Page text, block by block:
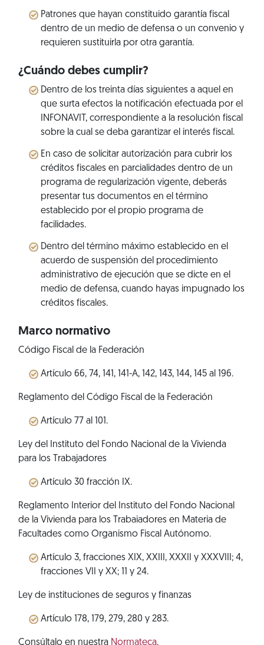
Patrones que hayan constituido garantía fiscal
dentro de un medio de defensa o un convenio y
requieren sustituirla por otra garantía.
¿Cuándo debes cumplir?
Dentro de los treinta días siguientes a aquel en
que surta efectos la notificación efectuada por el
INFONAVIT, correspondiente a la resolución fiscal
sobre la cual se deba garantizar el interés fiscal.
En caso de solicitar autorización para cubrir los
créditos fiscales en parcialidades dentro de un
programa de regularización vigente, deberás
presentar tus documentos en el término
establecido por el propio programa de
facilidades.
Dentro del término máximo establecido en el
acuerdo de suspensión del procedimiento
administrativo de ejecución que se dicte en el
medio de defensa, cuando hayas impugnado los
créditos fiscales.
Marco normativo
Código Fiscal de la Federación
Artículo 66, 74, 141, 141-A, 142, 143, 144, 145 al 196.
Reglamento del Código Fiscal de la Federación
Artículo 77 al 101.
Ley del Instituto del Fondo Nacional de la Vivienda
para los Trabajadores
Artículo 30 fracción IX.
Reglamento Interior del Instituto del Fondo Nacional
de la Vivienda para los Trabaiadores en Materia de
Facultades como Organismo Fiscal Autónomo.
Artículo 3, fracciones XIX, XXIII, XXXII y XXXVIII; 4,
fracciones VII y XX; 11 y 24.
Ley de instituciones de seguros y finanzas
Artículo 178, 179, 279, 280 y 283.
Consúltalo en nuestra Normateca.